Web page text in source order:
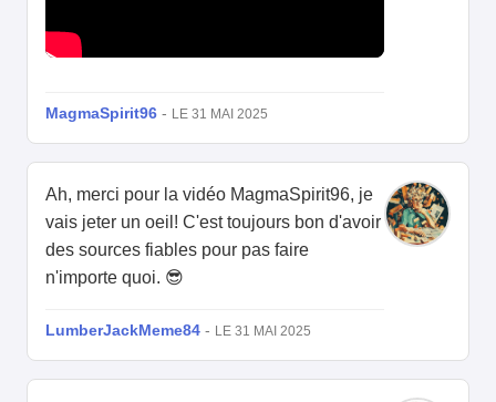
MagmaSpirit96 - LE 31 MAI 2025
Ah, merci pour la vidéo MagmaSpirit96, je
vais jeter un oeil! C'est toujours bon d'avoir
des sources fiables pour pas faire
n'importe quoi. 😎
LumberJackMeme84 - LE 31 MAI 2025